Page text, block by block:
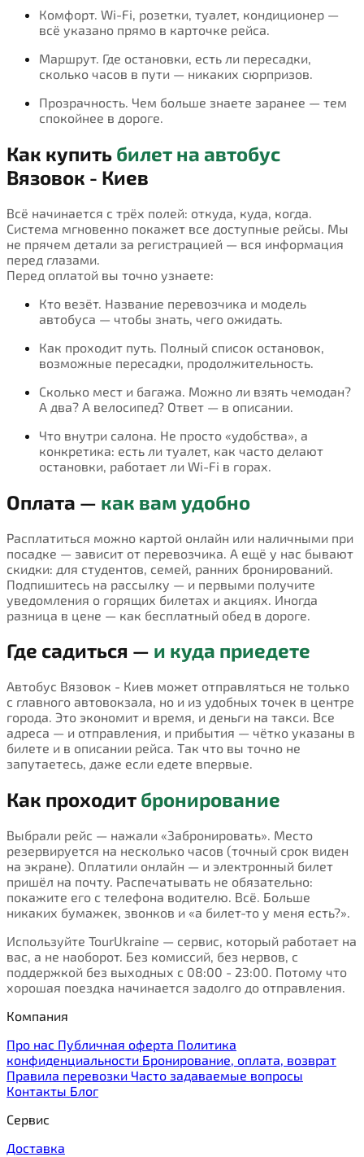
Комфорт. Wi-Fi, розетки, туалет, кондиционер —
всё указано прямо в карточке рейса.
Маршрут. Где остановки, есть ли пересадки,
сколько часов в пути — никаких сюрпризов.
Прозрачность. Чем больше знаете заранее — тем
спокойнее в дороге.
Как купить билет на автобус
Вязовок - Киев
Всё начинается с трёх полей: откуда, куда, когда.
Система мгновенно покажет все доступные рейсы. Мы
не прячем детали за регистрацией — вся информация
перед глазами.
Перед оплатой вы точно узнаете:
Кто везёт. Название перевозчика и модель
автобуса — чтобы знать, чего ожидать.
Как проходит путь. Полный список остановок,
возможные пересадки, продолжительность.
Сколько мест и багажа. Можно ли взять чемодан?
А два? А велосипед? Ответ — в описании.
Что внутри салона. Не просто «удобства», а
конкретика: есть ли туалет, как часто делают
остановки, работает ли Wi-Fi в горах.
Оплата — как вам удобно
Расплатиться можно картой онлайн или наличными при
посадке — зависит от перевозчика. А ещё у нас бывают
скидки: для студентов, семей, ранних бронирований.
Подпишитесь на рассылку — и первыми получите
уведомления о горящих билетах и акциях. Иногда
разница в цене — как бесплатный обед в дороге.
Где садиться — и куда приедете
Автобус Вязовок - Киев может отправляться не только
с главного автовокзала, но и из удобных точек в центре
города. Это экономит и время, и деньги на такси. Все
адреса — и отправления, и прибытия — чётко указаны в
билете и в описании рейса. Так что вы точно не
запутаетесь, даже если едете впервые.
Как проходит бронирование
Выбрали рейс — нажали «Забронировать». Место
резервируется на несколько часов (точный срок виден
на экране). Оплатили онлайн — и электронный билет
пришёл на почту. Распечатывать не обязательно:
покажите его с телефона водителю. Всё. Больше
никаких бумажек, звонков и «а билет-то у меня есть?».
Используйте TourUkraine — сервис, который работает на
вас, а не наоборот. Без комиссий, без нервов, с
поддержкой без выходных с 08:00 - 23:00. Потому что
хорошая поездка начинается задолго до отправления.
Компания
Про нас Публичная оферта Политика
конфиденциальности Бронирование, оплата, возврат
Правила перевозки Часто задаваемые вопросы
Контакты Блог
Сервис
Доставка